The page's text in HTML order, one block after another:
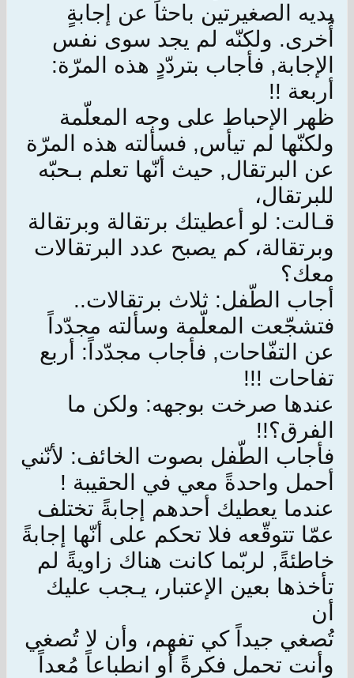
يديه الصغيرتين باحثاً عن إجابةٍ
أُخرى. ولكنّه لم يجد سوى نفس
الإجابة, فأجاب بتردّدٍ هذه المرّة:
أربعة !!
ظهر الإحباط على وجه المعلّمة
ولكنّها لم تيأس, فسألته هذه المرّة
عن البرتقال, حيث أنّها تعلم بـحبّه
للبرتقال،
قـالت: لو أعطيتك برتقالة وبرتقالة
وبرتقالة، كم يصبح عدد البرتقالات
معك؟
أجاب الطّفل: ثلاث برتقالات..
فتشجّعت المعلّمة وسألته مجدّداً
عن التفّاحات, فأجاب مجدّداً: أربع
تفاحات !!!
عندها صرخت بوجهه: ولكن ما
الفرق؟!!
فأجاب الطّفل بصوت الخائف: لأنّني
أحمل واحدةً معي في الحقيبة !
عندما يعطيك أحدهم إجابةً تختلف
عمّا تتوقّعه فلا تحكم على أنّها إجابةً
خاطئةً, لربّما كانت هناك زاويةً لم
تأخذها بعين الإعتبار، يـجب عليك
أن
تُصغي جيداً كي تفهم، وأن لا تُصغي
وأنت تحمل فكرةً أو انطباعاً مُعداً